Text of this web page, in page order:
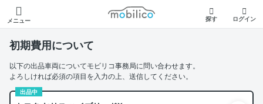
メニュー
モビリコ
探す ログイン
初期費用について
以下の出品車両についてモビリコ事務局に問い合わせます。
よろしければ必須の項目を入力の上、送信してください。
出品中